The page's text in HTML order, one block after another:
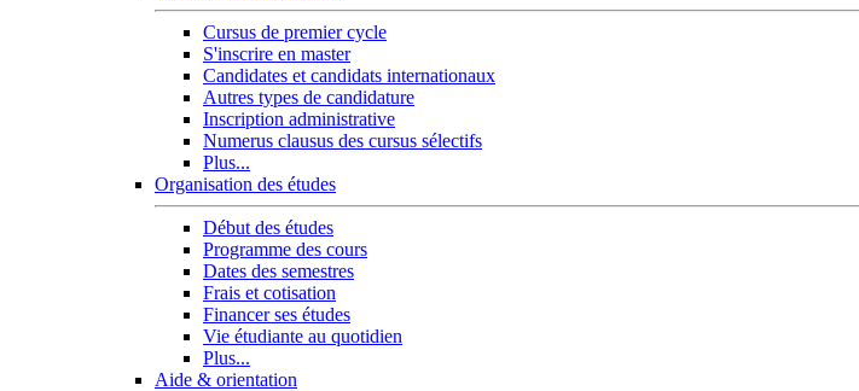
Cursus de premier cycle
S'inscrire en master
Candidates et candidats internationaux
Autres types de candidature
Inscription administrative
Numerus clausus des cursus sélectifs
Plus...
Organisation des études
Début des études
Programme des cours
Dates des semestres
Frais et cotisation
Financer ses études
Vie étudiante au quotidien
Plus...
Aide & orientation